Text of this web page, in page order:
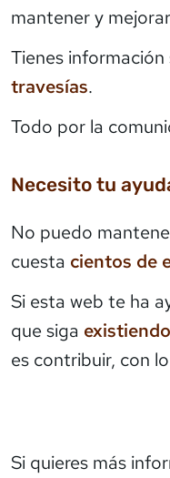
mantener y
Tienes información
travesías.
Todo por la
Necesito tu
No puedo
cuesta cientos de
Si esta web te ha
que siga existiendo
es contribuir, con
Si quieres más